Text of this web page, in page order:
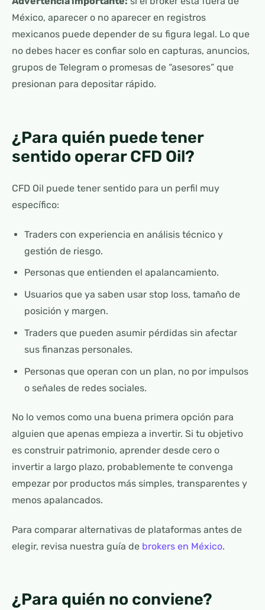
México, aparecer o no aparecer en registros
mexicanos puede depender de su figura legal. Lo que
no debes hacer es confiar solo en capturas, anuncios,
grupos de Telegram o promesas de “asesores” que
presionan para depositar rápido.
¿Para quién puede tener
sentido operar CFD Oil?
CFD Oil puede tener sentido para un perfil muy
específico:
Traders con experiencia en análisis técnico y
gestión de riesgo.
Personas que entienden el apalancamiento.
Usuarios que ya saben usar stop loss, tamaño de
posición y margen.
Traders que pueden asumir pérdidas sin afectar
sus finanzas personales.
Personas que operan con un plan, no por impulsos
o señales de redes sociales.
No lo vemos como una buena primera opción para
alguien que apenas empieza a invertir. Si tu objetivo
es construir patrimonio, aprender desde cero o
invertir a largo plazo, probablemente te convenga
empezar por productos más simples, transparentes y
menos apalancados.
Para comparar alternativas de plataformas antes de
elegir, revisa nuestra guía de brokers en México.
¿Para quién no conviene?